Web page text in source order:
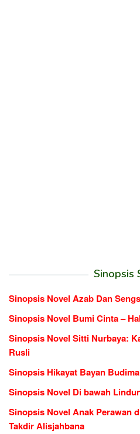
Sinopsis
Sinopsis Novel Azab Dan
Sinopsis Novel Bumi Cinta –
Sinopsis Novel Sitti Nurbaya:
Rusli
Sinopsis Hikayat Bayan
Sinopsis Novel Di bawah
Sinopsis Novel Anak Perawan
Takdir Alisjahbana